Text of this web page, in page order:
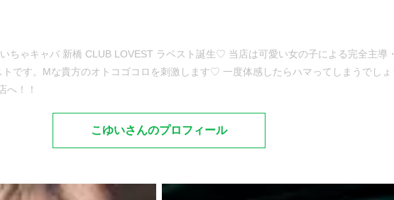
ちゃキャバ 新橋 CLUB LOVEST ラベスト誕生♡ 当店は可愛い女の子による完全主導
です。Mな貴方のオトコゴコロを刺激します♡ 一度体感したらハマってしまうでし
へ！！
こゆいさんのプロフィール